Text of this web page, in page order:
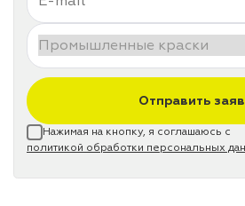
Отправить
Нажимая на кнопку, я соглашаюсь с
политикой обработки персональных